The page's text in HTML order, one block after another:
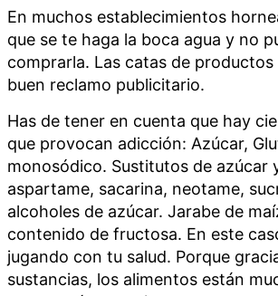
En muchos establecimientos
que se te haga la boca agua y no
comprarla. Las catas de
buen reclamo publicitario.
Has de tener en cuenta que hay
que provocan adicción: Azúcar,
monosódico. Sustitutos de azúcar
aspartame, sacarina, neotame,
alcoholes de azúcar. Jarabe de
contenido de fructosa. En este
jugando con tu salud. Porque
sustancias, los alimentos están